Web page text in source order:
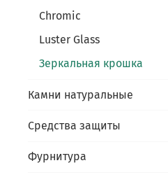
Chromic
Luster Glass
Зеркальная крошка
Камни натуральные
Средства защиты
Фурнитура